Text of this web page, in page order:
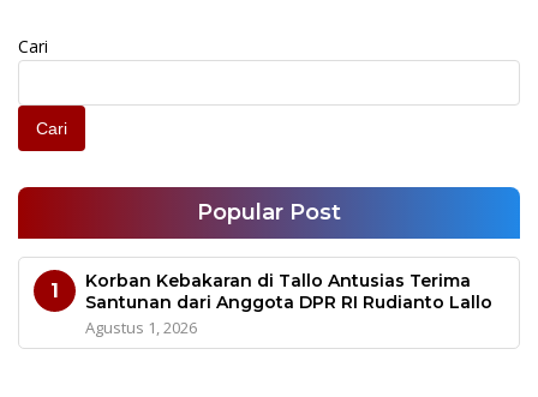
Cari
Cari
Popular Post
1
Korban Kebakaran di Tallo Antusias Terima
Santunan dari Anggota DPR RI Rudianto Lallo
Agustus 1, 2026